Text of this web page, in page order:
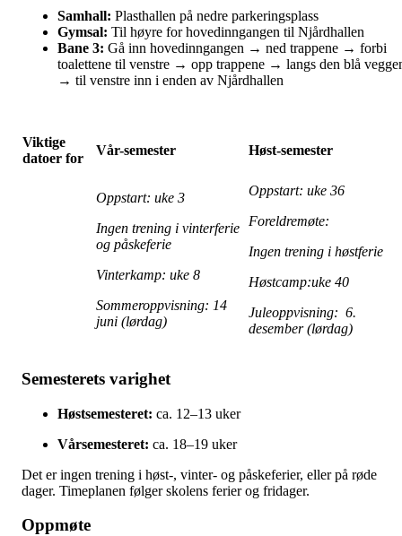
Samhall: Plasthallen på nedre parkeringsplass
Gymsal: Til høyre for hovedinngangen til Njårdhallen
Bane 3: Gå inn hovedinngangen → ned trappene → forbi
toalettene til venstre → opp trappene → langs den blå
→ til venstre inn i enden av Njårdhallen
Viktige
datoer for
Vår-semester Høst-semester
Oppstart: uke 3
Ingen trening i vinterferie
og påskeferie
Vinterkamp: uke 8
Sommeroppvisning: 14
juni (lørdag)
Oppstart: uke 36
Foreldremøte:
Ingen trening i høstferie
Høstcamp:uke 40
Juleoppvisning: 6.
desember (lørdag)
Semesterets varighet
Høstsemesteret: ca. 12–13 uker
Vårsemesteret: ca. 18–19 uker
Det er ingen trening i høst-, vinter- og påskeferier, eller på røde
dager. Timeplanen følger skolens ferier og fridager.
Oppmøte